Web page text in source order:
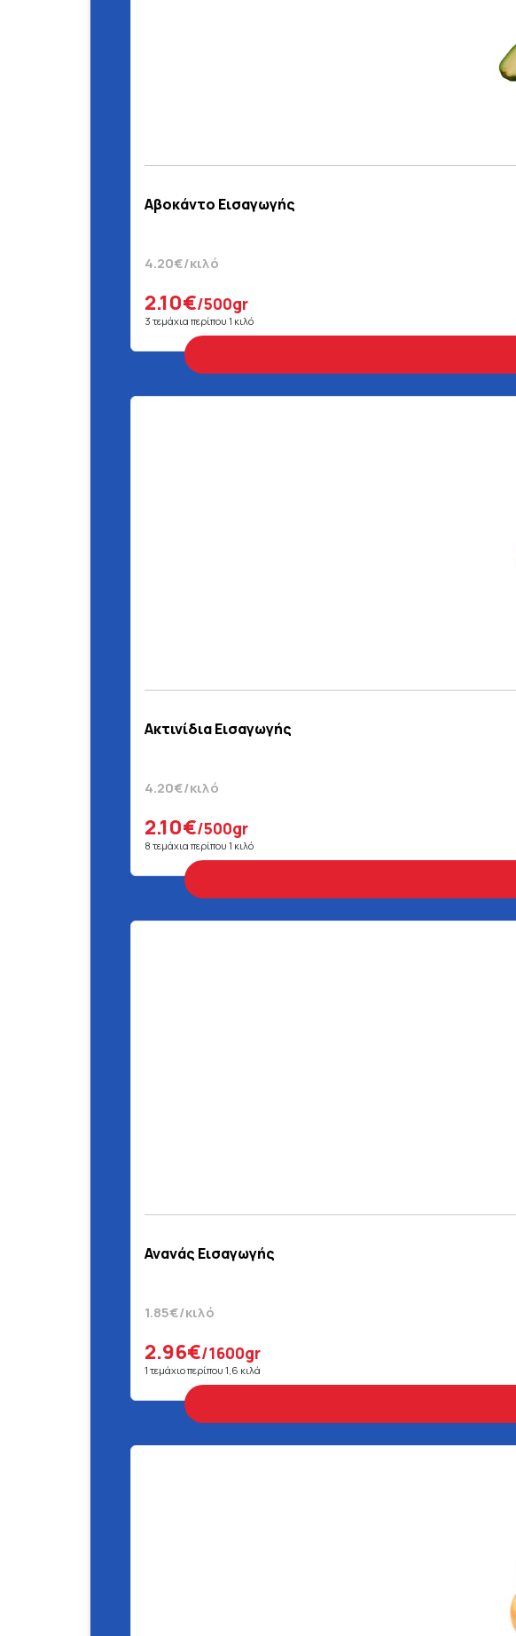
Αβοκάντο Εισαγωγής
4.20€/κιλό
2.10€/500gr
3 τεμάχια περίπου 1 κιλό
Ακτινίδια Εισαγωγής
4.20€/κιλό
2.10€/500gr
8 τεμάχια περίπου 1 κιλό
Ανανάς Εισαγωγής
1.85€/κιλό
2.96€/1600gr
1 τεμάχιο περίπου 1,6 κιλά